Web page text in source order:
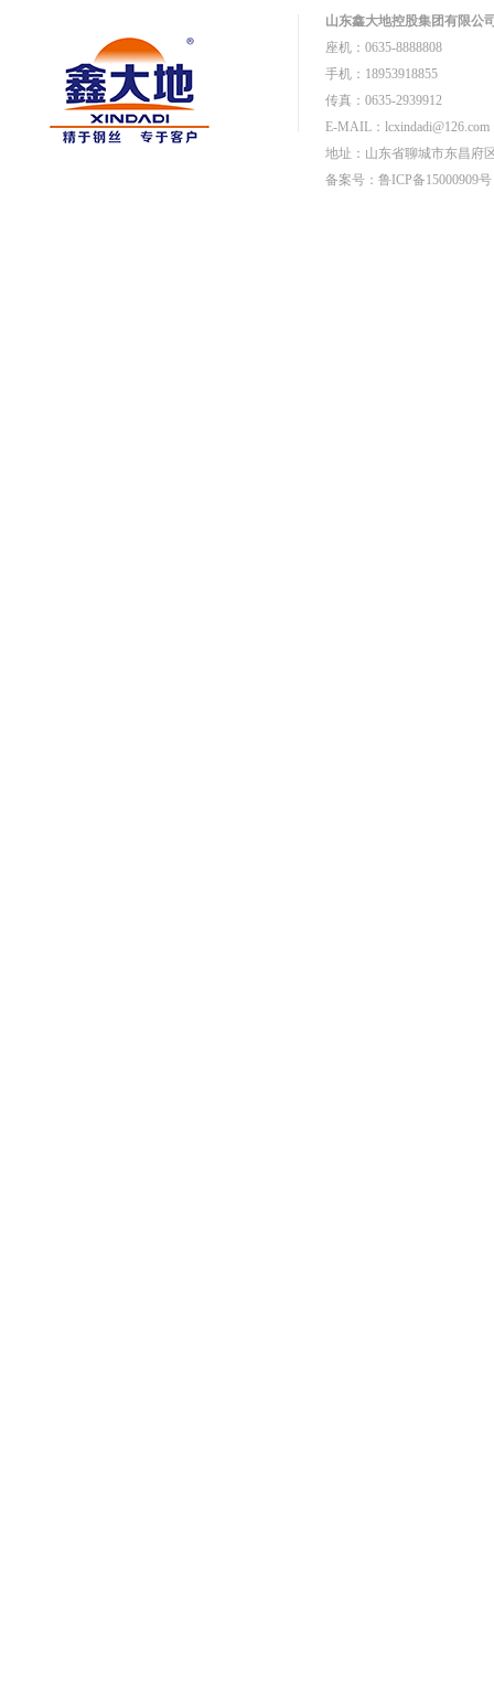
山东鑫大地控股集团有限公
座机：0635-8888808
手机：18953918855
传真：0635-2939912
E-MAIL： lcxindadi@126.com
地址：山东省聊城市东昌府
备案号：鲁ICP备15000909号